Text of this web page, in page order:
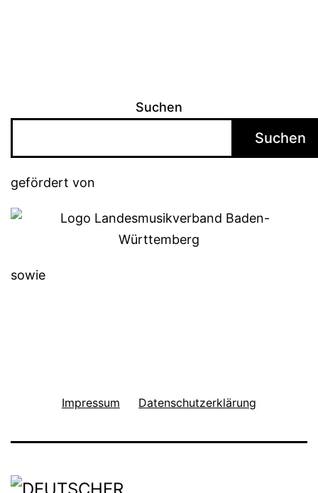
Suchen
Suchen
gefördert von
sowie
Impressum Datenschutzerklärung